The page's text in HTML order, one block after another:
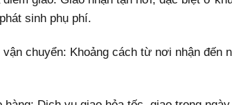
sinh phụ phí.
vận chuyển: Khoảng cách từ nơi nhận đến